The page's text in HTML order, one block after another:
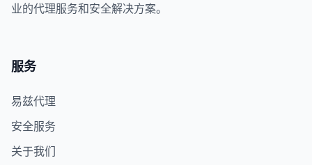
业的代理服务和安全解决方案。
服务
易兹代理
安全服务
关于我们